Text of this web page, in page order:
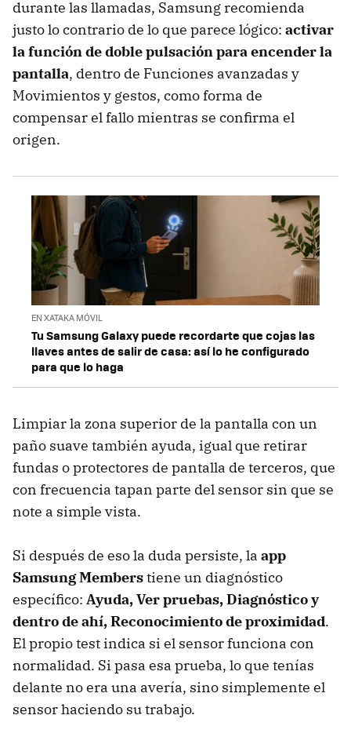
durante las llamadas, Samsung recomienda
justo lo contrario de lo que parece lógico: activar
la función de doble pulsación para encender la
pantalla, dentro de Funciones avanzadas y
Movimientos y gestos, como forma de
compensar el fallo mientras se confirma el
origen.
EN XATAKA MÓVIL
Tu Samsung Galaxy puede recordarte que cojas las
llaves antes de salir de casa: así lo he configurado
para que lo haga
Limpiar la zona superior de la pantalla con un
paño suave también ayuda, igual que retirar
fundas o protectores de pantalla de terceros, que
con frecuencia tapan parte del sensor sin que se
note a simple vista.
Si después de eso la duda persiste, la app
Samsung Memberstiene un diagnóstico
específico: Ayuda, Ver pruebas, Diagnóstico y
dentro de ahí, Reconocimiento de proximidad.
El propio test indica si el sensor funciona con
normalidad. Si pasa esa prueba, lo que tenías
delante no era una avería, sino simplemente el
sensor haciendo su trabajo.